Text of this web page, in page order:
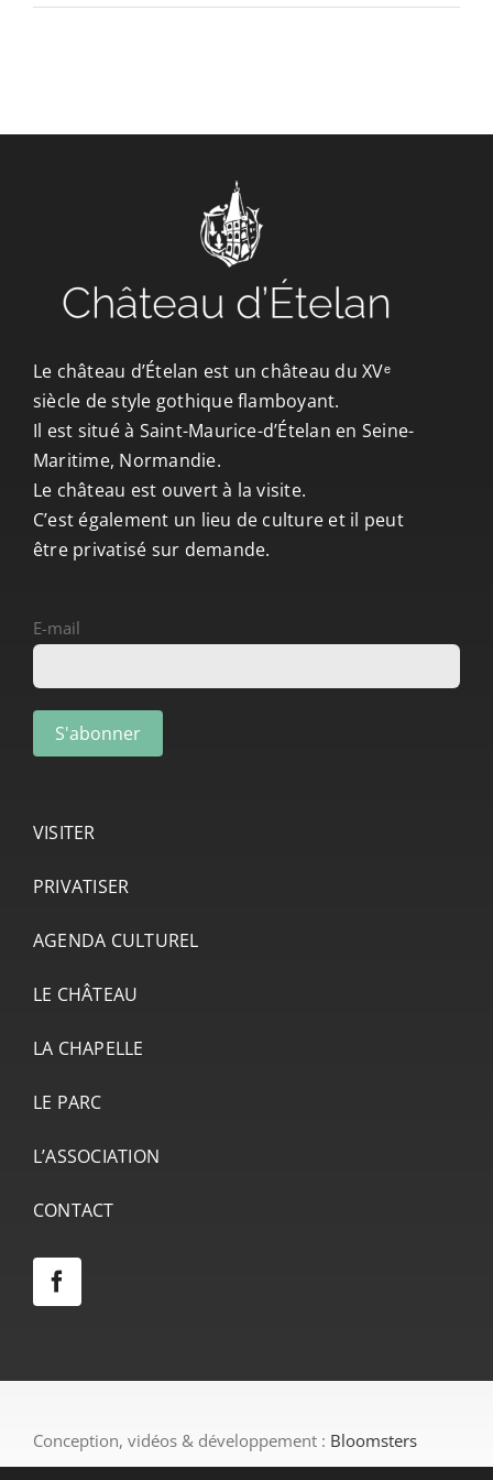
Le château d’Ételan est un château du XVᵉ
siècle de style gothique flamboyant.
Il est situé à Saint-Maurice-d’Ételan en Seine-
Maritime, Normandie.
Le château est ouvert à la visite.
C’est également un lieu de culture et il peut
être privatisé sur demande.
E-mail
VISITER
PRIVATISER
AGENDA CULTUREL
LE CHÂTEAU
LA CHAPELLE
LE PARC
L’ASSOCIATION
CONTACT
Conception, vidéos & développement : Bloomsters